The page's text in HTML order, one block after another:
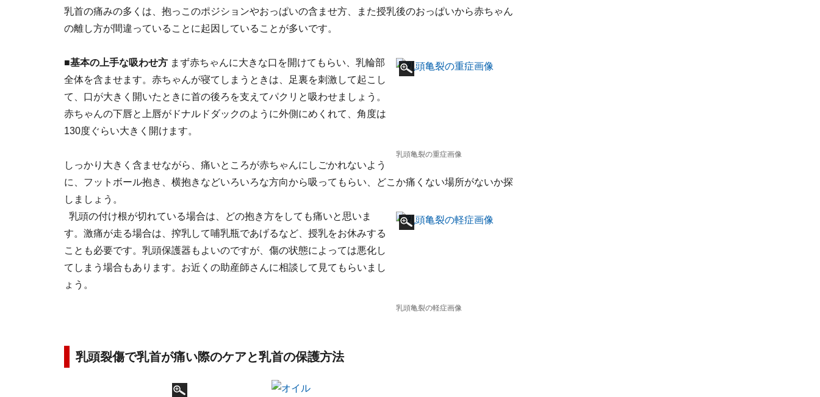
乳首の痛みの多くは、抱っこのポジションやおっぱいの含ませ方、また授乳後のおっぱいから赤ちゃん
の離し方が間違っていることに起因していることが多いです。
■基本の上手な吸わせ方
乳頭亀裂の重症画像
まず赤ちゃんに大きな口を開けてもらい、乳輪部
全体を含ませます。赤ちゃんが寝てしまうときは、足裏を刺激して起こし
て、口が大きく開いたときに首の後ろを支えてパクリと吸わせましょう。
赤ちゃんの下唇と上唇がドナルドダックのように外側にめくれて、角度は
130度ぐらい大きく開けます。
しっかり大きく含ませながら、痛いところが赤ちゃんにしごかれないよう
に、フットボール抱き、横抱きなどいろいろな方向から吸ってもらい、どこか痛くない場所がないか探
しましょう。
乳頭亀裂の軽症画像
乳頭の付け根が切れている場合は、どの抱き方をしても痛いと思いま
す。激痛が走る場合は、搾乳して哺乳瓶であげるなど、授乳をお休みする
ことも必要です。乳頭保護器もよいのですが、傷の状態によっては悪化し
てしまう場合もあります。お近くの助産師さんに相談して見てもらいまし
ょう。
乳頭裂傷で乳首が痛い際のケアと乳首の保護方法